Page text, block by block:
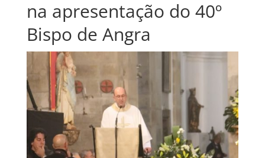
na apresentação do 40º
Bispo de Angra